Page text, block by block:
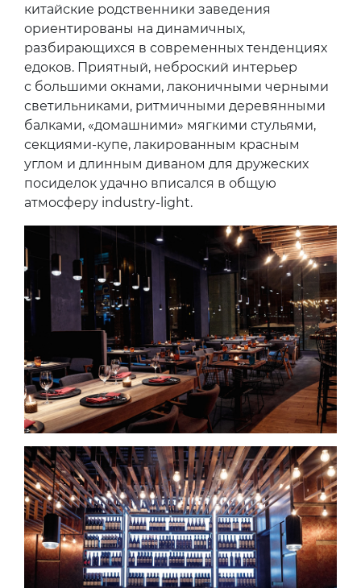
китайские родственники заведения
ориентированы на динамичных,
разбирающихся в современных тенденциях
едоков. Приятный, неброский интерьер
с большими окнами, лаконичными черными
светильниками, ритмичными деревянными
балками, «домашними» мягкими стульями,
секциями-купе, лакированным красным
углом и длинным диваном для дружеских
посиделок удачно вписался в общую
атмосферу industry-light.